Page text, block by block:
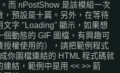
而 nPostShow 是該模組一次
預設是十篇。另外，在等待
字 "Loading" 顯示，如果想
動態的 GIF 圖檔，有興趣可
授權使用的），請把範例程式
你圖檔連結的 HTML 程式碼就
結，範例中是用 << >> 箭